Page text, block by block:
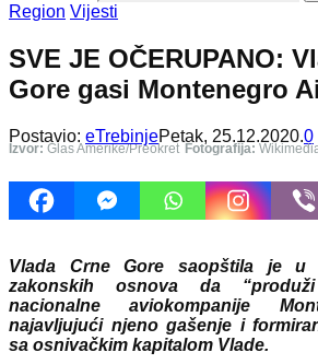
Region Vijesti
SVE JE OČERUPANO:
Gore gasi Montenegro
Postavio: eTrebinjePetak, 25.12.2020.0
Izvor: Glas Amerike/Preokret Fotografija:
Vlada Crne Gore saopštila je u
zakonskih osnova da
nacionalne aviokompanije
najavljujući njeno gašenje i
sa osnivačkim kapitalom Vlade.